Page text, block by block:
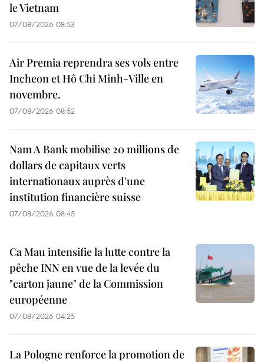
le Vietnam
07/08/2026 08:53
Air Premia reprendra ses vols entre
Incheon et Hô Chi Minh-Ville en
novembre.
07/08/2026 08:52
Nam A Bank mobilise 20 millions de
dollars de capitaux verts
internationaux auprès d'une
institution financière suisse
07/08/2026 08:45
Ca Mau intensifie la lutte contre la
pêche INN en vue de la levée du
"carton jaune" de la Commission
européenne
07/08/2026 04:25
La Pologne renforce la promotion de